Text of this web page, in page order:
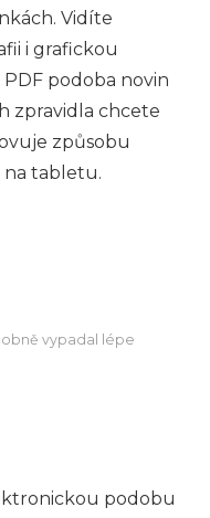
Vidíte
i grafickou
podoba novin
zpravidla chcete
způsobu
na tabletu.
vypadal lépe
podobu